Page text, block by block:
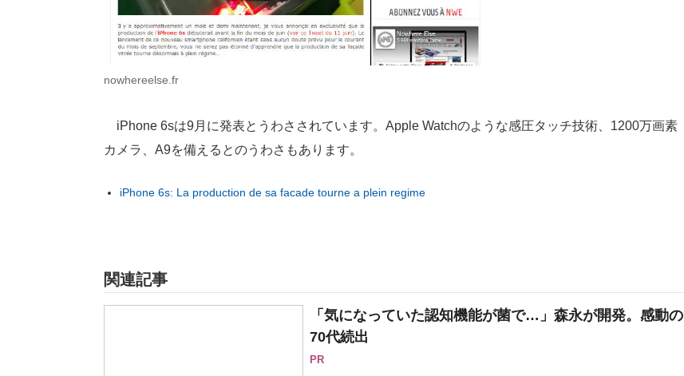
nowhereelse.fr
iPhone 6sは9月に発表とうわさされています。Apple Watchのような感圧タッチ技術、1200万画素
カメラ、A9を備えるとのうわさもあります。
iPhone 6s: La production de sa facade tourne a plein regime
関連記事
「気になっていた認知機能が菌で…」森永が開発。感動の
70代続出
PR